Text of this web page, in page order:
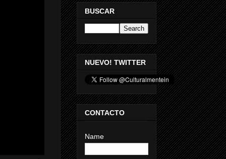
BUSCAR
NUEVO! TWITTER
CONTACTO
Name